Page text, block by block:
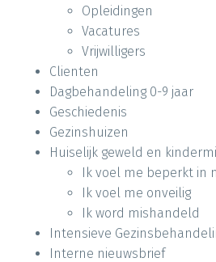
Opleidingen
Vacatures
Vrijwilligers
Clienten
Dagbehandeling 0-9 jaar
Geschiedenis
Gezinshuizen
Huiselijk geweld en
Ik voel me beperkt in
Ik voel me onveilig
Ik word mishandeld
Intensieve
Interne nieuwsbrief